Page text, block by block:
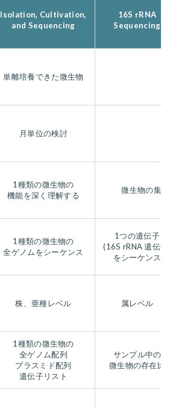
Isolation, Cultivation,
and Sequencing
16S rRNA
Sequencing
単離培養できた微生物
月単位の検討
1種類の微生物の
機能を深く理解する
微生物の集団
1種類の微生物の
全ゲノムをシーケンス
1つの遺伝子
(16S rRNA 遺伝子)
をシーケンス
株、亜種レベル 属レベル
1種類の微生物の
全ゲノム配列
プラスミド配列
遺伝子リスト
サンプル中の
微生物の存在比